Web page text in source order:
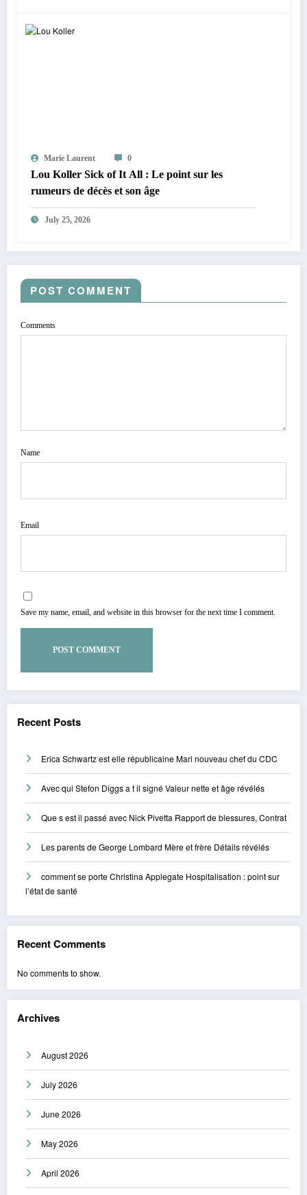
Marie Laurent 0
Lou Koller Sick of It All : Le point sur les
rumeurs de décès et son âge
July 25, 2026
POST COMMENT
Comments
Name
Email
Save my name, email, and website in this browser for the next time I comment.
Recent Posts
Erica Schwartz est elle républicaine Mari nouveau chef du CDC
Avec qui Stefon Diggs a t il signé Valeur nette et âge révélés
Que s est il passé avec Nick Pivetta Rapport de blessures, Contrat
Les parents de George Lombard Mère et frère Détails révélés
comment se porte Christina Applegate Hospitalisation : point sur
l’état de santé
Recent Comments
No comments to show.
Archives
August 2026
July 2026
June 2026
May 2026
April 2026